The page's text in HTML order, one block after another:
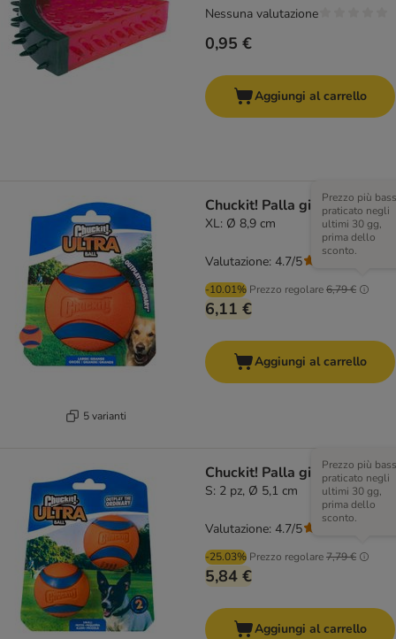
0,95 €
Nessuna valutazione
Aggiungi al carrello
5 varianti
Chuckit! Palla gioco Ultra
XL: Ø 8,9 cm
-10.01% Prezzo regolare6,79 €
Prezzo più
praticato negli
ultimi 30 gg,
prima dello
sconto.
6,11 €
Valutazione: 4.7/5
Aggiungi al carrello
Chuckit! Palla gioco Ultra
S: 2 pz, Ø 5,1 cm
-25.03% Prezzo regolare7,79 €
Prezzo più
praticato negli
ultimi 30 gg,
prima dello
sconto.
5,84 €
Valutazione: 4.7/5
Aggiungi al carrello